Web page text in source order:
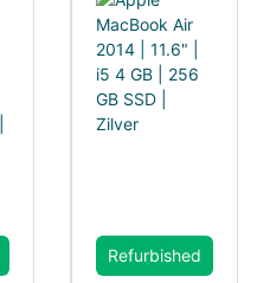
Refurbished